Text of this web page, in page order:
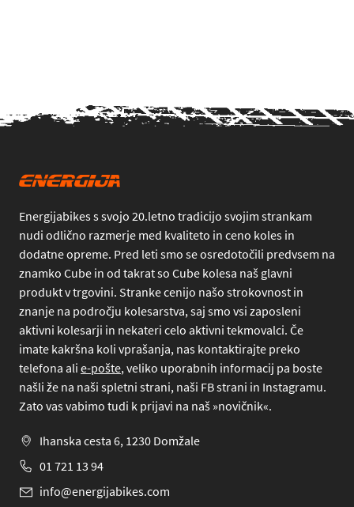
Energijabikes s svojo 20.letno tradicijo svojim strankam
nudi odlično razmerje med kvaliteto in ceno koles in
dodatne opreme. Pred leti smo se osredotočili predvsem na
znamko Cube in od takrat so Cube kolesa naš glavni
produkt v trgovini. Stranke cenijo našo strokovnost in
znanje na področju kolesarstva, saj smo vsi zaposleni
aktivni kolesarji in nekateri celo aktivni tekmovalci. Če
imate kakršna koli vprašanja, nas kontaktirajte preko
telefona ali e-pošte, veliko uporabnih informacij pa boste
našli že na naši spletni strani, naši FB strani in Instagramu.
Zato vas vabimo tudi k prijavi na naš »novičnik«.
Ihanska cesta 6, 1230 Domžale
01 721 13 94
info@energijabikes.com